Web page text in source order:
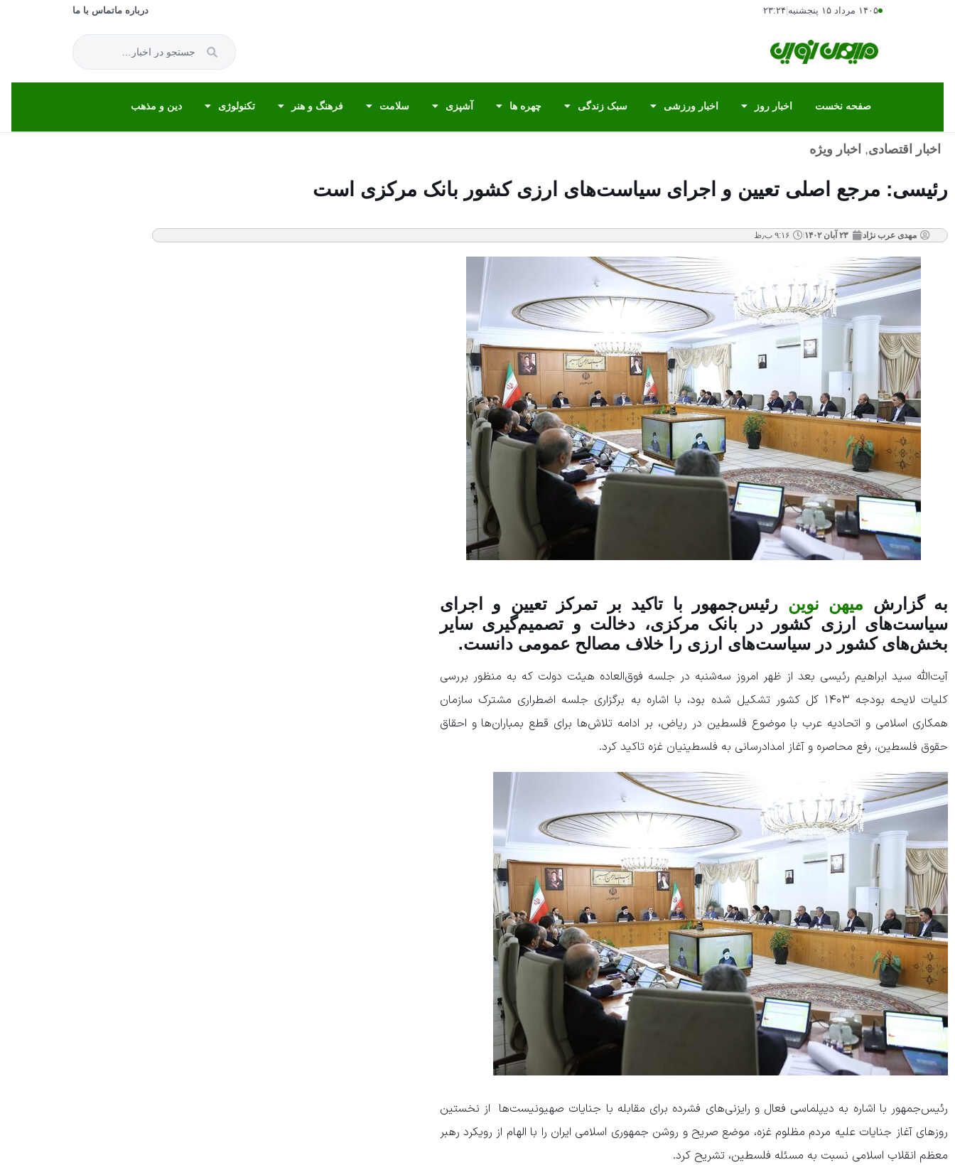
۱۴۰۵ مرداد ۱۵ پنجشنبه ۲۳:۲۴ درباره ماتماس با ما
صفحه نخست اخبار روز اخبار ورزشی سبک زندگی چهره ها آشپزی سلامت فرهنگ و هنر تکنولوژی دین و مذهب
اخبار اقتصادی, اخبار ویژه
رئیسی: مرجع اصلی تعیین و اجرای سیاست‌های ارزی کشور بانک مرکزی است
مهدی عرب نژاد ۲۳ آبان ۱۴۰۲ ۹:۱۶ ب٫ظ
به گزارش میهن نوین رئیس‌جمهور با تاکید بر تمرکز تعیین و اجرای
سیاست‌های ارزی کشور در بانک مرکزی، دخالت و تصمیم‌گیری سایر
بخش‌های کشور در سیاست‌های ارزی را خلاف مصالح عمومی دانست.
آیت‌الله سید ابراهیم رئیسی بعد از ظهر امروز سه‌شنبه در جلسه فوق‌العاده هیئت دولت که به منظور بررسی
کلیات لایحه بودجه ۱۴۰۳ کل کشور تشکیل شده بود، با اشاره به برگزاری جلسه اضطراری مشترک سازمان
همکاری اسلامی و اتحادیه عرب با موضوع فلسطین در ریاض، بر ادامه تلاش‌ها برای قطع بمباران‌ها و احقاق
حقوق فلسطین، رفع محاصره و آغاز امدادرسانی به فلسطینیان غزه تاکید کرد.
رئیس‌جمهور با اشاره به دیپلماسی فعال و رایزنی‌های فشرده برای مقابله با جنایات صهیونیست‌ها از نخستین
روزهای آغاز جنایات علیه مردم مظلوم غزه، موضع صریح و روشن جمهوری اسلامی ایران را با الهام از رویکرد رهبر
معظم انقلاب اسلامی نسبت به مسئله فلسطین، تشریح کرد.